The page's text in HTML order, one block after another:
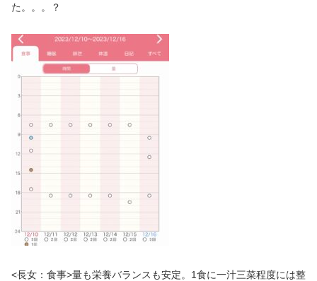
た。。。？
<長女：食事>量も栄養バランスも安定。1食に一汁三菜程度には整